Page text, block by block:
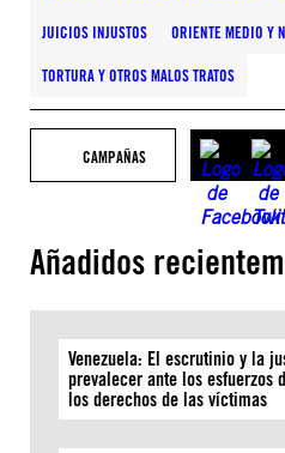
JUICIOS INJUSTOS ORIENTE MEDIO Y
TORTURA Y OTROS MALOS TRATOS
CAMPAÑAS
Añadidos
Venezuela: El escrutinio y la
prevalecer ante los esfuerzos
los derechos de las víctimas